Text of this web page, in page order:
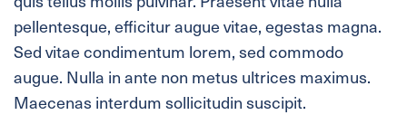
pellentesque, efficitur augue vitae, egestas magna.
Sed vitae condimentum lorem, sed commodo
augue. Nulla in ante non metus ultrices maximus.
Maecenas interdum sollicitudin suscipit.